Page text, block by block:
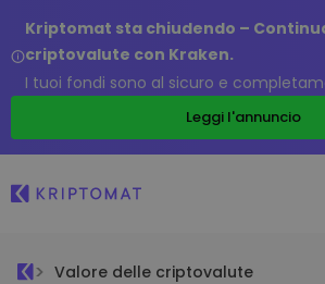
Kriptomat sta chiudendo –
criptovalute con Kraken.
I tuoi fondi sono al sicuro e
Leggi l'annuncio
Valore delle criptovalute